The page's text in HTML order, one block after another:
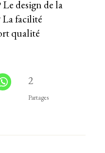
Le design de la
facilité
qualité
2
Partages